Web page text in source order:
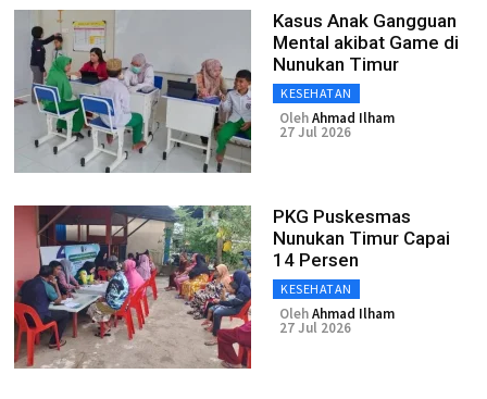
Kasus Anak Gangguan
Mental akibat Game di
Nunukan Timur
KESEHATAN
OlehAhmad Ilham
27 Jul 2026
PKG Puskesmas
Nunukan Timur Capai
14 Persen
KESEHATAN
OlehAhmad Ilham
27 Jul 2026